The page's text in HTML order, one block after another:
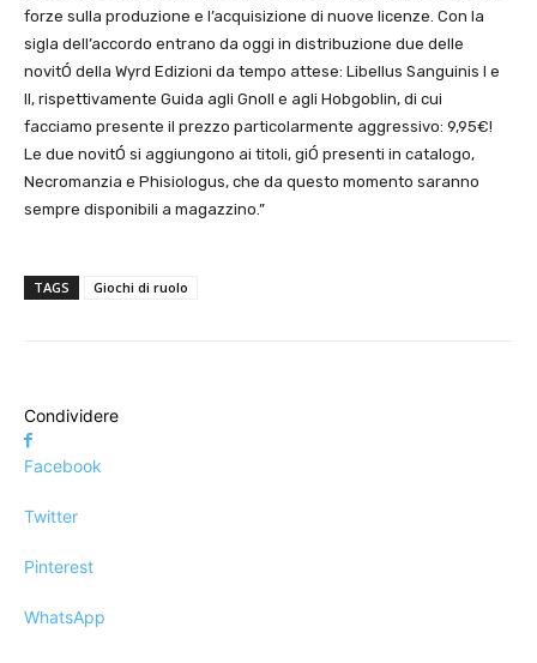
forze sulla produzione e l’acquisizione di nuove licenze. Con la
sigla dell’accordo entrano da oggi in distribuzione due delle
novitÓ della Wyrd Edizioni da tempo attese: Libellus Sanguinis I e
II, rispettivamente Guida agli Gnoll e agli Hobgoblin, di cui
facciamo presente il prezzo particolarmente aggressivo: 9,95€!
Le due novitÓ si aggiungono ai titoli, giÓ presenti in catalogo,
Necromanzia e Phisiologus, che da questo momento saranno
sempre disponibili a magazzino.”
TAGS Giochi di ruolo
Condividere
Facebook
Twitter
Pinterest
WhatsApp